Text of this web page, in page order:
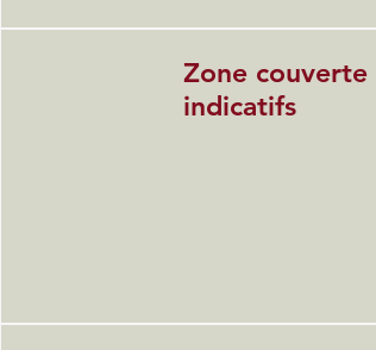
Zone
indicatifs